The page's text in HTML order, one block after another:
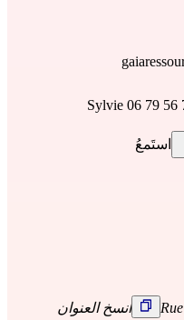
Sylvie 06 79 56
استَمعُ
انسخ العنوان